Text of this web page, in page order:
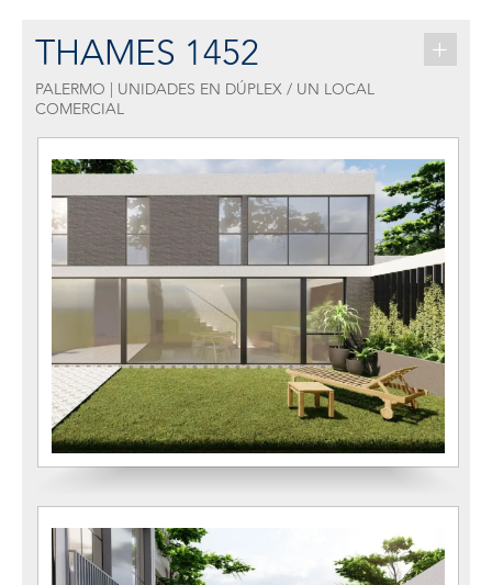
+
THAMES 1452
PALERMO | UNIDADES EN DÚPLEX / UN LOCAL
COMERCIAL